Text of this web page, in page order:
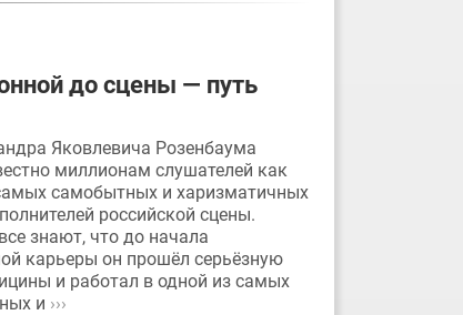
до сцены — путь
Яковлевича Розенбаума
миллионам слушателей как
самобытных и харизматичных
российской сцены.
знают, что до начала
карьеры он прошёл серьёзную
и работал в одной из самых
и ›››